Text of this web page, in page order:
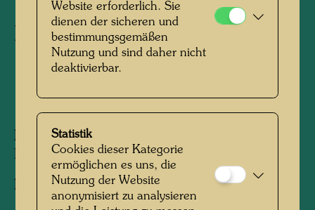
Friedrich Stowasser im Jahr
1929
Personen am Foto:
Friedensreich Hundertwasser
Fotograf:Unbekannt Unknown
Website erforderlich. Sie
dienen der sicheren und
bestimmungsgemäßen
Nutzung und sind daher nicht
deaktivierbar.
Statistik
Cookies dieser Kategorie
ermöglichen es uns, die
Nutzung der Website
anonymisiert zu analysieren